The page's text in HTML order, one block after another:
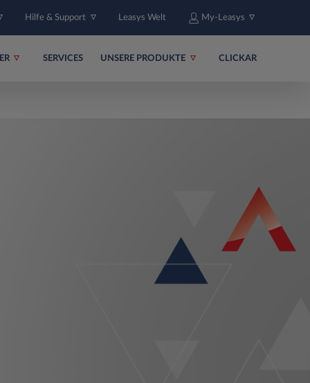
Hilfe & Support Leasys Welt My-Leasys
SERVICES UNSERE PRODUKTE CLICKAR